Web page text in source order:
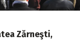
Zărneşti,